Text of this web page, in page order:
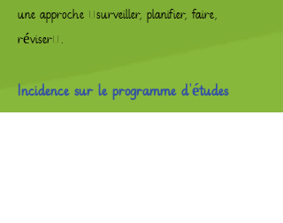
une approche «surveiller, planifier, faire,
réviser».
Incidence sur le programme d'études